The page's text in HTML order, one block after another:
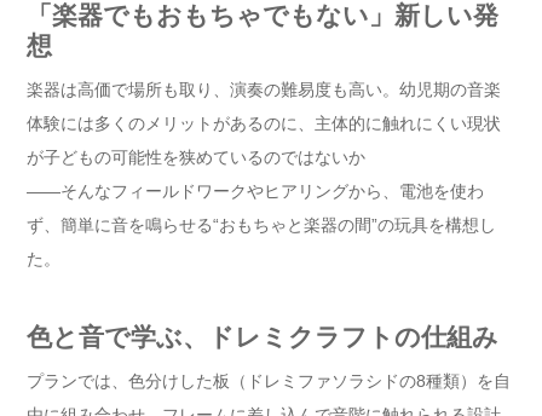
「楽器でもおもちゃでもない」新しい発
想
楽器は高価で場所も取り、演奏の難易度も高い。幼児期の音楽
体験には多くのメリットがあるのに、主体的に触れにくい現状
が子どもの可能性を狭めているのではないか
――そんなフィールドワークやヒアリングから、電池を使わ
ず、簡単に音を鳴らせる“おもちゃと楽器の間”の玩具を構想し
た。
色と音で学ぶ、ドレミクラフトの仕組み
プランでは、色分けした板（ドレミファソラシドの8種類）を自